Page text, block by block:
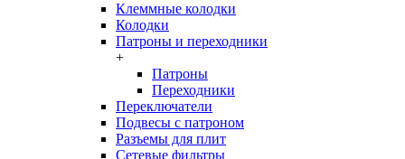
Клеммные колодки
Колодки
Патроны и переходники
+
Патроны
Переходники
Переключатели
Подвесы с патроном
Разъемы для плит
Сетевые фильтры